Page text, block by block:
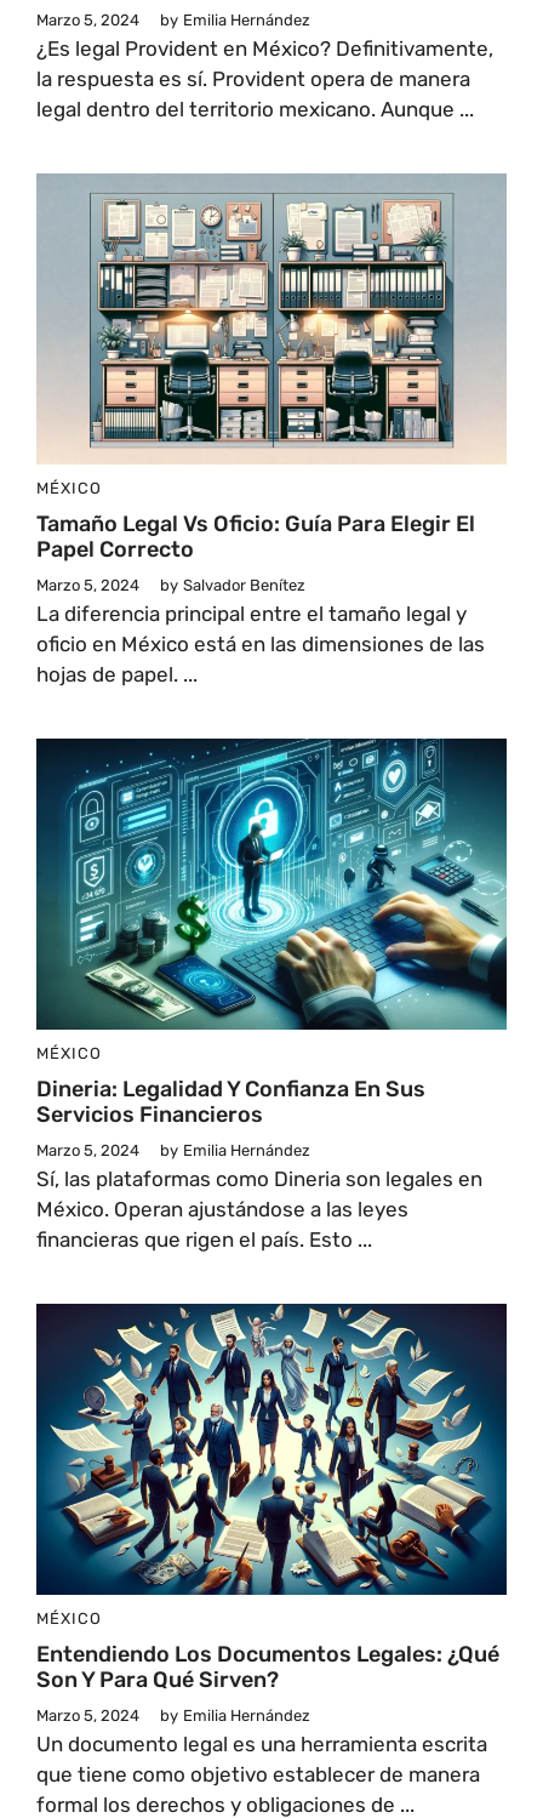
Marzo 5, 2024 by Emilia Hernández
¿Es legal Provident en México? Definitivamente,
la respuesta es sí. Provident opera de manera
legal dentro del territorio mexicano. Aunque ...
MÉXICO
Tamaño Legal Vs Oficio: Guía Para Elegir El
Papel Correcto
Marzo 5, 2024 by Salvador Benítez
La diferencia principal entre el tamaño legal y
oficio en México está en las dimensiones de las
hojas de papel. ...
MÉXICO
Dineria: Legalidad Y Confianza En Sus
Servicios Financieros
Marzo 5, 2024 by Emilia Hernández
Sí, las plataformas como Dineria son legales en
México. Operan ajustándose a las leyes
financieras que rigen el país. Esto ...
MÉXICO
Entendiendo Los Documentos Legales: ¿Qué
Son Y Para Qué Sirven?
Marzo 5, 2024 by Emilia Hernández
Un documento legal es una herramienta escrita
que tiene como objetivo establecer de manera
formal los derechos y obligaciones de ...